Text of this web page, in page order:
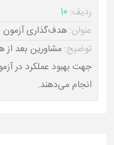
ردیف: 10
عنوان: هدف‌گذاری آزمون
توضیح: مشاورین بعد از
جهت بهبود عملکرد در
انجام می‌دهند.